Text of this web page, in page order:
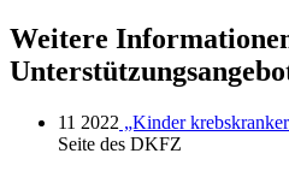
Weitere
11 2022 „Kinder
Seite des DKFZ